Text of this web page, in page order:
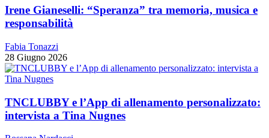
Irene Gianeselli: “Speranza” tra memoria, musica e
responsabilità
Fabia Tonazzi
28 Giugno 2026
TNCLUBBY e l’App di allenamento personalizzato:
intervista a Tina Nugnes